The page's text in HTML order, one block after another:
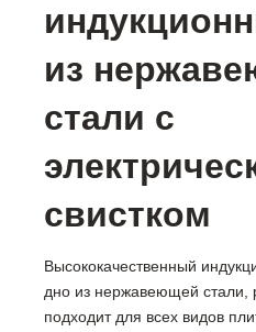
из
стали с
свистком
Высококачественный
дно из нержавеющей стали,
подходит для всех видов